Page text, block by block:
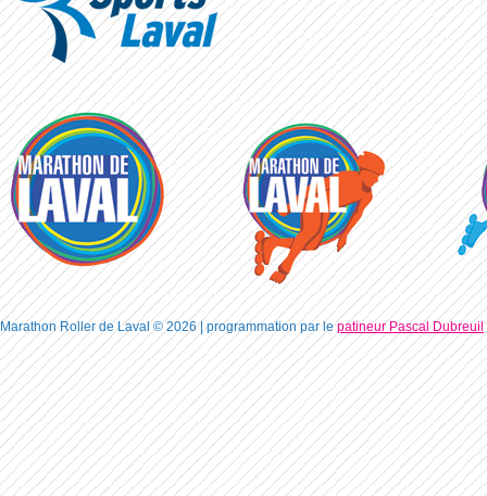
Marathon Roller de Laval © 2026 | programmation par lepatineur Pascal Dubreuil